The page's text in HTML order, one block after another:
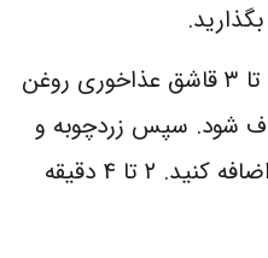
سه عدد پیاز را در ۲ تا ۳ قاشق عذاخوری روغن
شود. سپس زردچوبه و
سیر خردشده را به آن اضافه کنید. ۲ تا ۴ دقیقه